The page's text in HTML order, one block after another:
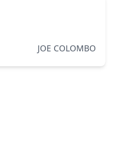
JOE COLOMBO